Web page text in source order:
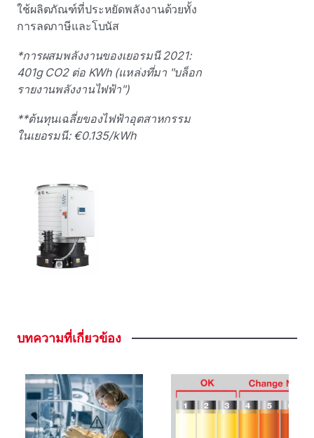
ใช้ผลิตภัณฑ์ที่ประหยัดพลังงานด้วยทั้ง
การลดภาษีและโบนัส
*การผสมพลังงานของเยอรมนี 2021:
401g CO2 ต่อ KWh (แหล่งที่มา "บล็อก
รายงานพลังงานไฟฟ้า")
**ต้นทุนเฉลี่ยของไฟฟ้าอุตสาหกรรม
ในเยอรมนี: €0.135/kWh
บทความที่เกี่ยวข้อง